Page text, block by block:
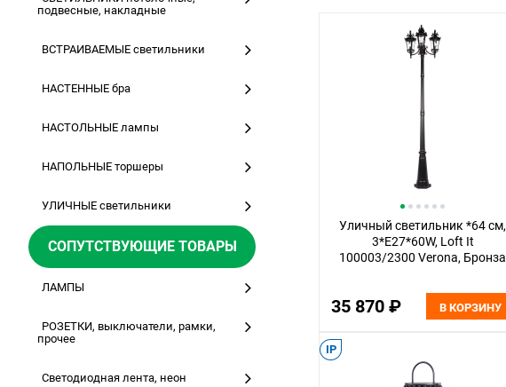
подвесные, накладные
ВСТРАИВАЕМЫЕ светильники
НАСТЕННЫЕ бра
НАСТОЛЬНЫЕ лампы
НАПОЛЬНЫЕ торшеры
УЛИЧНЫЕ светильники
СОПУТСТВУЮЩИЕ ТОВАРЫ
ЛАМПЫ
РОЗЕТКИ, выключатели, рамки,
прочее
Светодиодная лента, неон
Уличный светильник *64 см,
3*E27*60W, Loft It
100003/2300 Verona, Бронза
35 870 ₽ В КОРЗИНУ
IP